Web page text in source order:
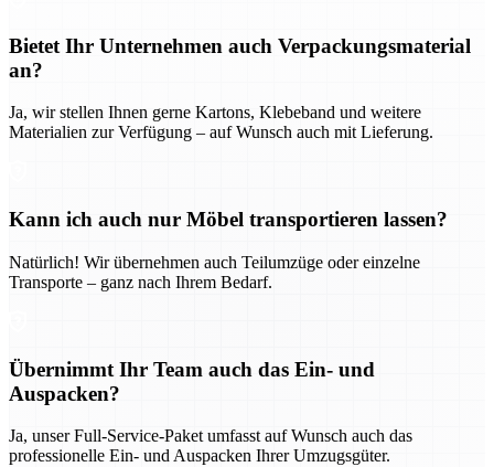
Bietet Ihr Unternehmen auch Verpackungsmaterial
an?
Ja, wir stellen Ihnen gerne Kartons, Klebeband und weitere
Materialien zur Verfügung – auf Wunsch auch mit Lieferung.
Kann ich auch nur Möbel transportieren lassen?
Natürlich! Wir übernehmen auch Teilumzüge oder einzelne
Transporte – ganz nach Ihrem Bedarf.
Übernimmt Ihr Team auch das Ein- und
Auspacken?
Ja, unser Full-Service-Paket umfasst auf Wunsch auch das
professionelle Ein- und Auspacken Ihrer Umzugsgüter.